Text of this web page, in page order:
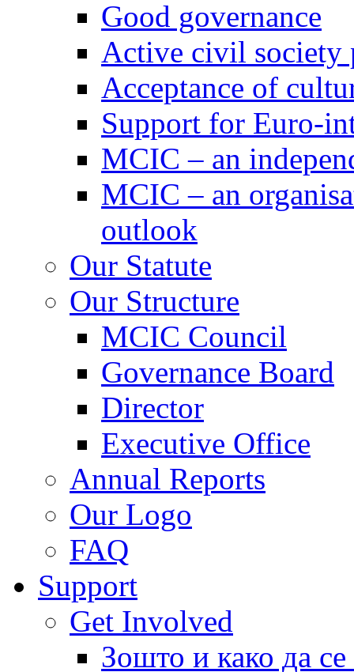
Good governance
Active civil society
Acceptance of
Support for Euro-
MCIC – an
MCIC – an
outlook
Our Statute
Our Structure
MCIC Council
Governance Board
Director
Executive Office
Annual Reports
Our Logo
FAQ
Support
Get Involved
Зошто и како да